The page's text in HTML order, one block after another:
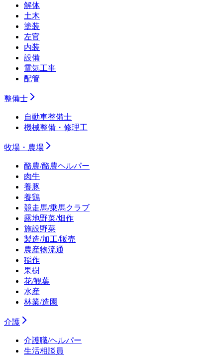
解体
土木
塗装
左官
内装
設備
電気工事
配管
整備士
自動車整備士
機械整備・修理工
牧場・農場
酪農/酪農ヘルパー
肉牛
養豚
養鶏
競走馬/乗馬クラブ
露地野菜/畑作
施設野菜
製造/加工/販売
農産物流通
稲作
果樹
花/観葉
水産
林業/造園
介護
介護職/ヘルパー
生活相談員